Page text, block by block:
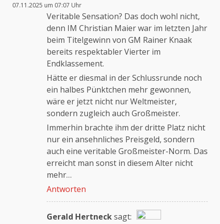
Das „Echte-Person“-Abzeichen!
Anti-Spam von CleanTalk
07.11.2025 um 07:07 Uhr
Veritable Sensation? Das doch wohl nicht,
denn IM Christian Maier war im letzten Jahr
beim Titelgewinn von GM Rainer Knaak
bereits respektabler Vierter im
Endklassement.
Hätte er diesmal in der Schlussrunde noch
ein halbes Pünktchen mehr gewonnen,
wäre er jetzt nicht nur Weltmeister,
sondern zugleich auch Großmeister.
Immerhin brachte ihm der dritte Platz nicht
nur ein ansehnliches Preisgeld, sondern
auch eine veritable Großmeister-Norm. Das
erreicht man sonst in diesem Alter nicht
mehr…
Antworten
Gerald Hertnecksagt: